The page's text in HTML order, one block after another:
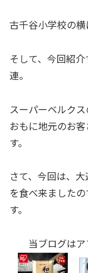
古千谷小学校の横
そして、今回紹
連。
スーパーベルク
おもに地元のお
す。
さて、今回は、
を食べ来ました
す。
当ブログは